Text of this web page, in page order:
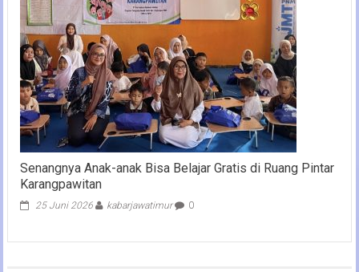
Senangnya Anak-anak Bisa Belajar Gratis di Ruang Pintar
Karangpawitan
25 Juni 2026 kabarjawatimur 0